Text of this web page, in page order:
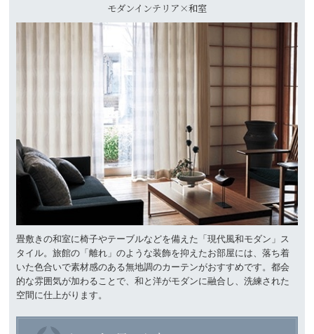
モダンインテリア×和室
畳敷きの和室に椅子やテーブルなどを備えた「現代風和モダン」ス
タイル。旅館の「離れ」のような装飾を抑えたお部屋には、落ち着
いた色合いで素材感のある無地調のカーテンがおすすめです。都会
的な雰囲気が加わることで、和と洋がモダンに融合し、洗練された
空間に仕上がります。